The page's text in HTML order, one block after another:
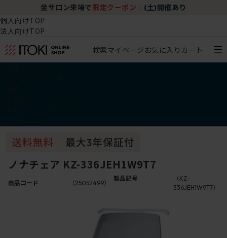
坐サロン来場で 限定クーポン (土)開催あり
個人向けTOP
法人向けTOP
検索マイページ お気に入り カート
ノナチェア KZ-336JEH1W9T7
商品コード （25052499）
製品記号
（KZ-
336JEH1W9T7）